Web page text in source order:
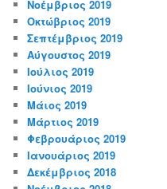
Νοέμβριος 2019
Οκτώβριος 2019
Σεπτέμβριος 2019
Αύγουστος 2019
Ιούλιος 2019
Ιούνιος 2019
Μάιος 2019
Μάρτιος 2019
Φεβρουάριος 2019
Ιανουάριος 2019
Δεκέμβριος 2018